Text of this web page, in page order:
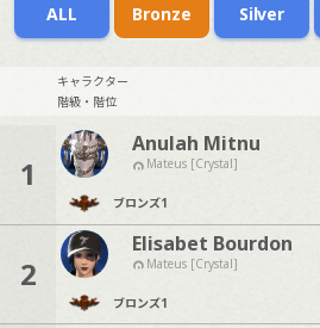
ALL Bronze Silver
キャラクター
階級・階位
1
Anulah Mitnu
Mateus [Crystal]
ブロンズ1
2
Elisabet Bourdon
Mateus [Crystal]
ブロンズ1